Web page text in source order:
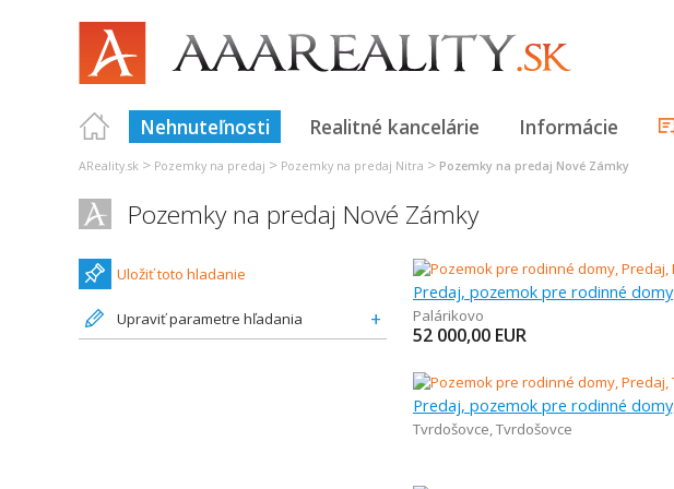
Nehnuteľnosti Realitné kancelárie Informácie
AReality.sk > Pozemky na predaj > Pozemky na predaj Nitra > Pozemky na predaj Nové Zámky
Pozemky na predaj Nové Zámky
Uložiť toto hladanie
Upraviť parametre hľadania
Predaj, pozemok pre rodinné domy
Palárikovo
52 000,00 EUR
Tvrdošovce,Tvrdošovce